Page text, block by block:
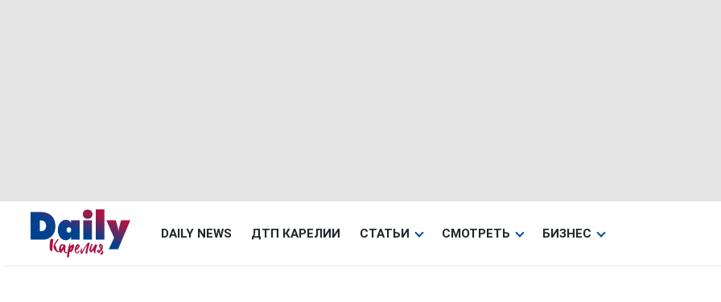
DAILY NEWS ДТП КАРЕЛИИ СТАТЬИ СМОТРЕТЬ БИЗНЕС